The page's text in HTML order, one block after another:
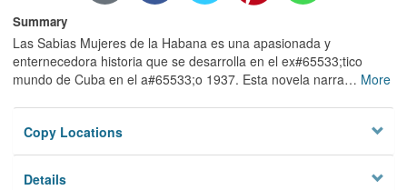
Summary
Las Sabias Mujeres de la Habana es una apasionada y
enternecedora historia que se desarrolla en el ex#65533;tico
mundo de Cuba en el a#65533;o 1937. Esta novela narra… More
Copy Locations
Details